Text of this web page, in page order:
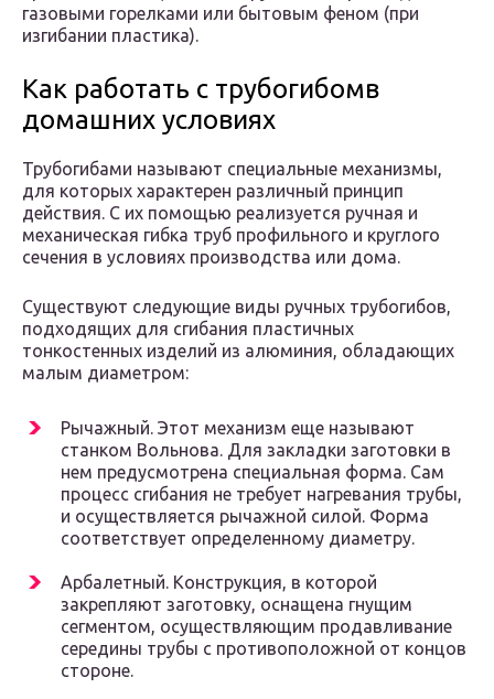
газовыми горелками или бытовым феном (при
изгибании пластика).
Как работать с трубогибомв
домашних условиях
Трубогибами называют специальные механизмы,
для которых характерен различный принцип
действия. С их помощью реализуется ручная и
механическая гибка труб профильного и круглого
сечения в условиях производства или дома.
Существуют следующие виды ручных трубогибов,
подходящих для сгибания пластичных
тонкостенных изделий из алюминия, обладающих
малым диаметром:
Рычажный. Этот механизм еще называют
станком Вольнова. Для закладки заготовки в
нем предусмотрена специальная форма. Сам
процесс сгибания не требует нагревания трубы,
и осуществляется рычажной силой. Форма
соответствует определенному диаметру.
Арбалетный. Конструкция, в которой
закрепляют заготовку, оснащена гнущим
сегментом, осуществляющим продавливание
середины трубы с противоположной от концов
стороне.